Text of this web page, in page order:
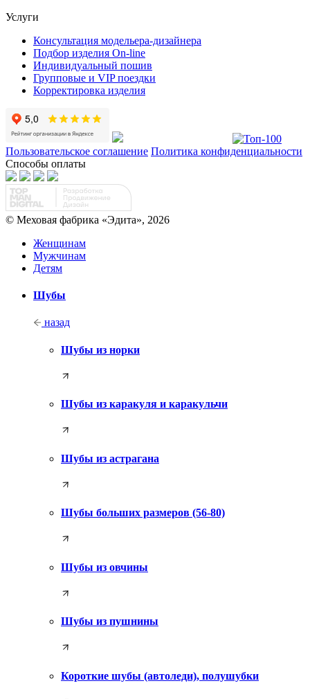
Услуги
Консультация модельера-дизайнера
Подбор изделия On-line
Индивидуальный пошив
Групповые и VIP поездки
Корректировка изделия
Пользовательское соглашение Политика конфиденциальности
Способы оплаты
© Меховая фабрика «Эдита», 2026
Женщинам
Мужчинам
Детям
Шубы
назад
Шубы из норки
Шубы из каракуля и каракульчи
Шубы из астрагана
Шубы больших размеров (56-80)
Шубы из овчины
Шубы из пушнины
Короткие шубы (автоледи), полушубки